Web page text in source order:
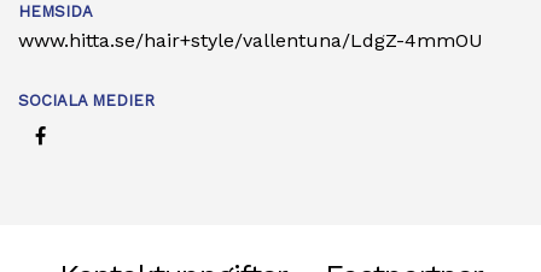
HEMSIDA
www.hitta.se/hair+style/vallentuna/LdgZ-4mmOU
SOCIALA MEDIER